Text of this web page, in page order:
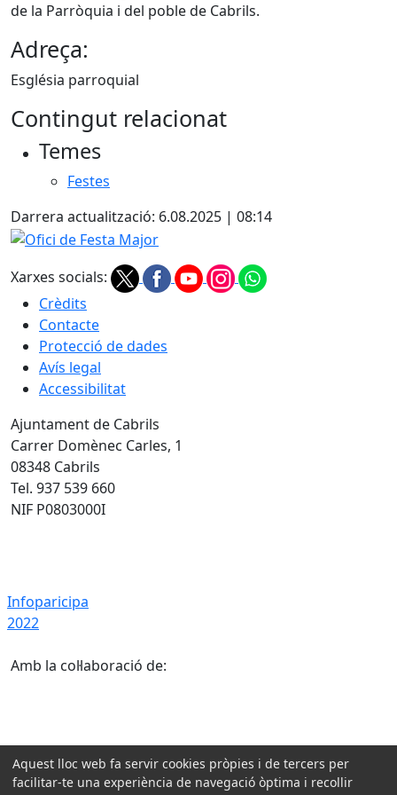
de la Parròquia i del poble de Cabrils.
Adreça:
Església parroquial
Contingut relacionat
Temes
Festes
Darrera actualització: 6.08.2025 | 08:14
Ofici de Festa Major
Xarxes socials:
Crèdits
Contacte
Protecció de dades
Avís legal
Accessibilitat
Ajuntament de Cabrils
Carrer Domènec Carles, 1
08348 Cabrils
Tel. 937 539 660
NIF P0803000I
Infoparicipa
2022
Amb la col·laboració de:
Aquest lloc web fa servir cookies pròpies i de tercers per
facilitar-te una experiència de navegació òptima i recollir